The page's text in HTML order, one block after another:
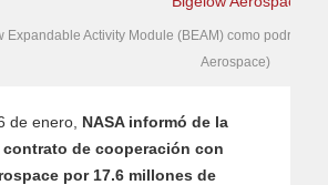
Expandable Activity Module (BEAM) como podría
Aerospace)
de enero, NASA informó de la
contrato de cooperación con
por 17.6 millones de